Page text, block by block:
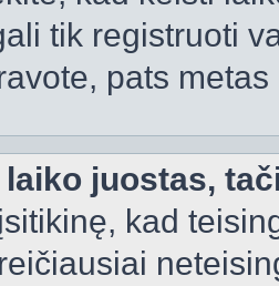
tik registruoti
pats
laiko juostas,
kad